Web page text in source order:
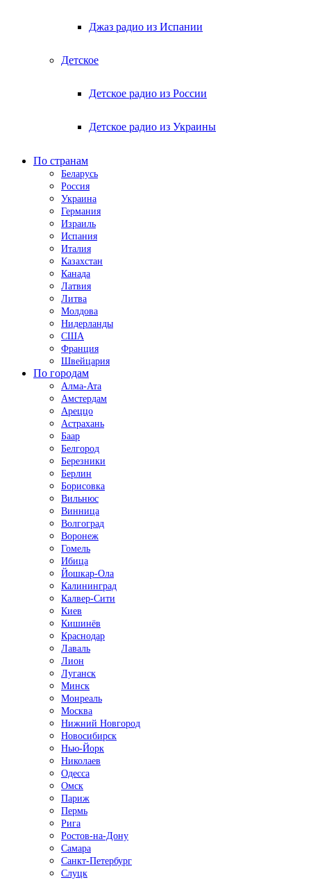
Джаз радио из Испании
Детское
Детское радио из России
Детское радио из Украины
По странам
Беларусь
Россия
Украина
Германия
Израиль
Испания
Италия
Казахстан
Канада
Латвия
Литва
Молдова
Нидерланды
США
Франция
Швейцария
По городам
Алма-Ата
Амстердам
Ареццо
Астрахань
Баар
Белгород
Березники
Берлин
Борисовка
Вильнюс
Винница
Волгоград
Воронеж
Гомель
Ибица
Йошкар-Ола
Калининград
Калвер-Сити
Киев
Кишинёв
Краснодар
Лаваль
Лион
Луганск
Минск
Монреаль
Москва
Нижний Новгород
Новосибирск
Нью-Йорк
Николаев
Одесса
Омск
Париж
Пермь
Рига
Ростов-на-Дону
Самара
Санкт-Петербург
Слуцк